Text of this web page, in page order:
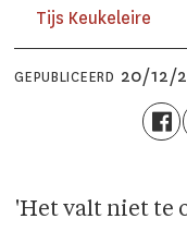
Tijs Keukeleire
GEPUBLICEERD 20/
'Het valt niet te